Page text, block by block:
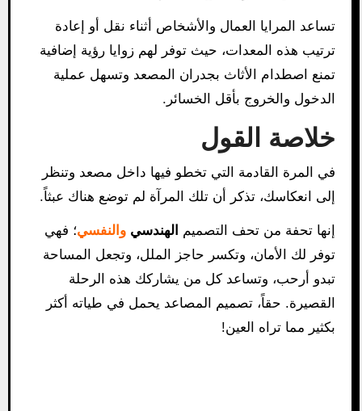
تساعد المرايا العمال والأشخاص أثناء نقل أو إعادة
ترتيب هذه المعدات، حيث توفر لهم زوايا رؤية إضافية
تمنع اصطدام الأثاث بجدران المصعد وتسهل عملية
الدخول والخروج بأقل الخسائر.
خلاصة القول
في المرة القادمة التي تخطو فيها داخل مصعد وتنظر
إلى انعكاسك، تذكر أن تلك المرآة لم توضع هناك عبثاً.
إنها تحفة من تحف التصميم الهندسي والنفسي؛ فهي
توفر لك الأمان، وتكسر حاجز الملل، وتجعل المساحة
تبدو أرحب، وتساعد كل من يشاركك هذه الرحلة
القصيرة. حقاً، تصميم المصاعد يحمل في طياته أكثر
بكثير مما تراه العين!